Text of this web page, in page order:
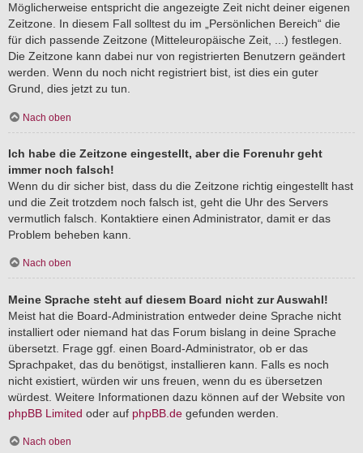
Möglicherweise entspricht die angezeigte Zeit nicht deiner eigenen
Zeitzone. In diesem Fall solltest du im „Persönlichen Bereich“ die
für dich passende Zeitzone (Mitteleuropäische Zeit, ...) festlegen.
Die Zeitzone kann dabei nur von registrierten Benutzern geändert
werden. Wenn du noch nicht registriert bist, ist dies ein guter
Grund, dies jetzt zu tun.
Nach oben
Ich habe die Zeitzone eingestellt, aber die Forenuhr geht
immer noch falsch!
Wenn du dir sicher bist, dass du die Zeitzone richtig eingestellt hast
und die Zeit trotzdem noch falsch ist, geht die Uhr des Servers
vermutlich falsch. Kontaktiere einen Administrator, damit er das
Problem beheben kann.
Nach oben
Meine Sprache steht auf diesem Board nicht zur Auswahl!
Meist hat die Board-Administration entweder deine Sprache nicht
installiert oder niemand hat das Forum bislang in deine Sprache
übersetzt. Frage ggf. einen Board-Administrator, ob er das
Sprachpaket, das du benötigst, installieren kann. Falls es noch
nicht existiert, würden wir uns freuen, wenn du es übersetzen
würdest. Weitere Informationen dazu können auf der Website von
phpBB Limited oder auf phpBB.de gefunden werden.
Nach oben